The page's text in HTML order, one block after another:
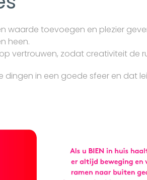
waarde toevoegen en plezier
heen.
vertrouwen, zodat creativiteit de
dingen in een goede sfeer en dat